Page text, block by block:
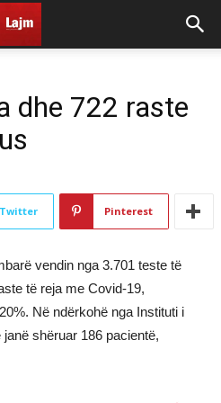
dhe 722 raste
Twitter Pinterest
vendin nga 3.701 teste të
të reja me Covid-19,
Në ndërkohë nga Instituti i
shëruar 186 pacientë,